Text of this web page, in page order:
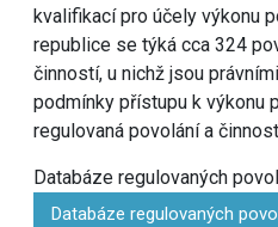
kvalifikací pro účely výkonu
republice se týká cca 324
činností, u nichž jsou
podmínky přístupu k výkonu
regulovaná povolání a
Databáze regulovaných
Databáze regulovaných